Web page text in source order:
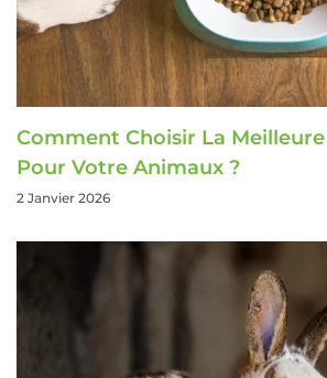
Comment Choisir La
Pour Votre Animaux ?
2 Janvier 2026